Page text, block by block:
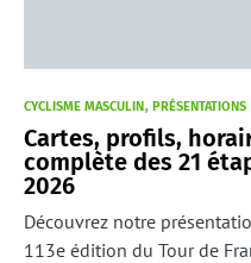
CYCLISME MASCULIN PRÉSENTATIONS
Cartes, profils,
complète des 21
2026
Découvrez notre
113e édition du Tour de